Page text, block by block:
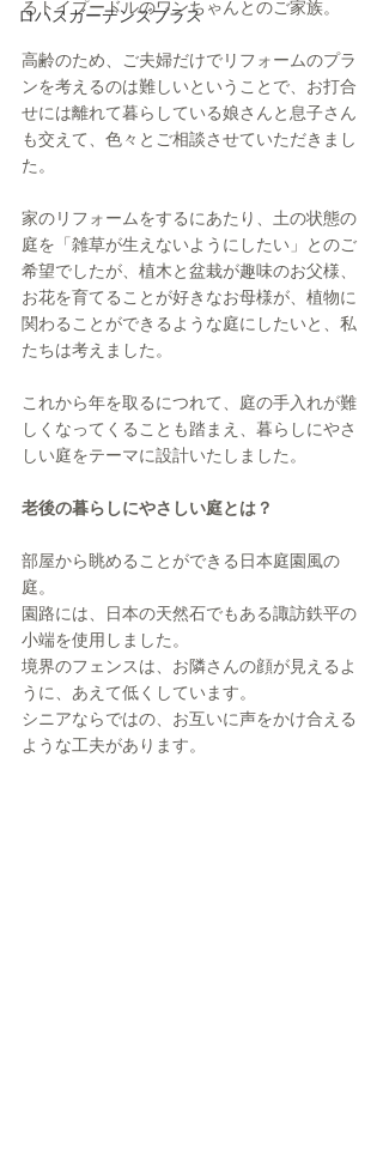
ロハスガーデンズプラス
るトイプードルのワンちゃんとのご家族。
高齢のため、ご夫婦だけでリフォームのプラ
ンを考えるのは難しいということで、お打合
せには離れて暮らしている娘さんと息子さん
も交えて、色々とご相談させていただきまし
た。
家のリフォームをするにあたり、土の状態の
庭を「雑草が生えないようにしたい」とのご
希望でしたが、植木と盆栽が趣味のお父様、
お花を育てることが好きなお母様が、植物に
関わることができるような庭にしたいと、私
たちは考えました。
これから年を取るにつれて、庭の手入れが難
しくなってくることも踏まえ、暮らしにやさ
しい庭をテーマに設計いたしました。
老後の暮らしにやさしい庭とは？
部屋から眺めることができる日本庭園風の
庭。
園路には、日本の天然石でもある諏訪鉄平の
小端を使用しました。
境界のフェンスは、お隣さんの顔が見えるよ
うに、あえて低くしています。
シニアならではの、お互いに声をかけ合える
ような工夫があります。